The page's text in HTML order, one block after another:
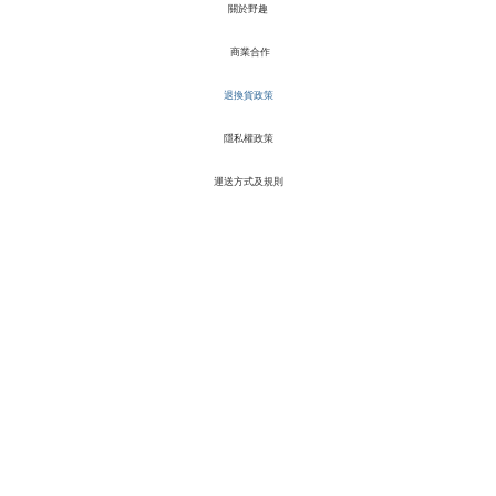
關於野趣
商業合作
退換貨政策
隱私權政策
運送方式及規則